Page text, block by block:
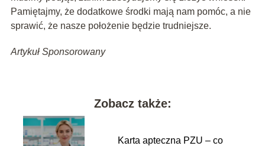
Pamiętajmy, że dodatkowe środki mają nam pomóc, a nie
sprawić, że nasze położenie będzie trudniejsze.
Artykuł Sponsorowany
Zobacz także:
Karta apteczna PZU – co